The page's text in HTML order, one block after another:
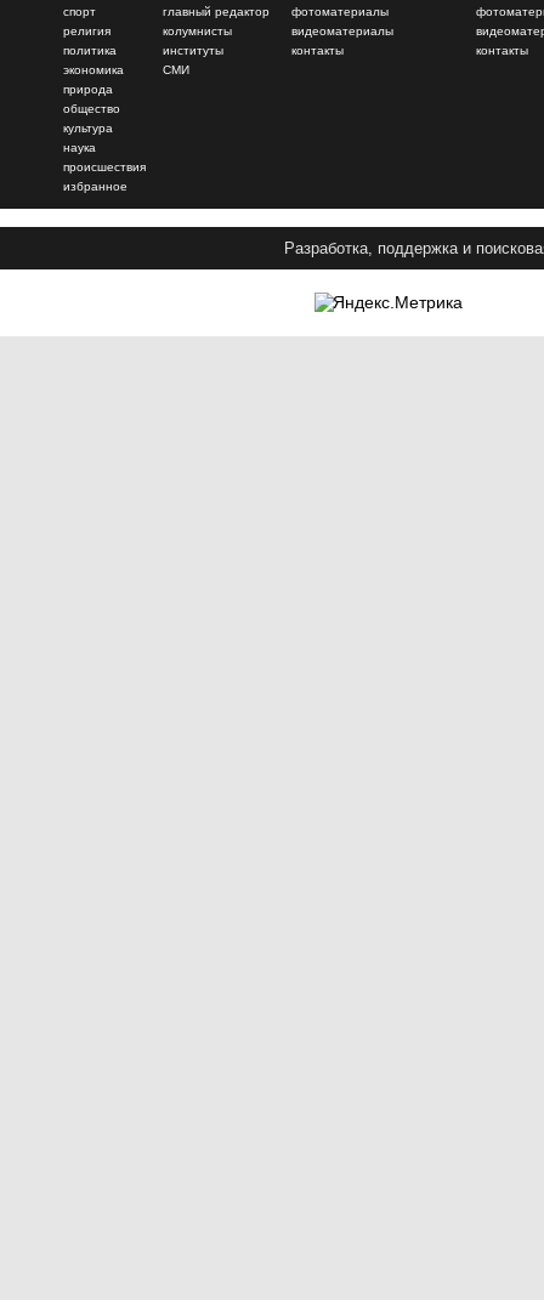
спорт
религия
политика
экономика
природа
общество
культура
наука
происшествия
избранное
главный редактор
колумнисты
институты
СМИ
фотоматериалы
видеоматериалы
контакты
контакты
Разработка, поддержка и